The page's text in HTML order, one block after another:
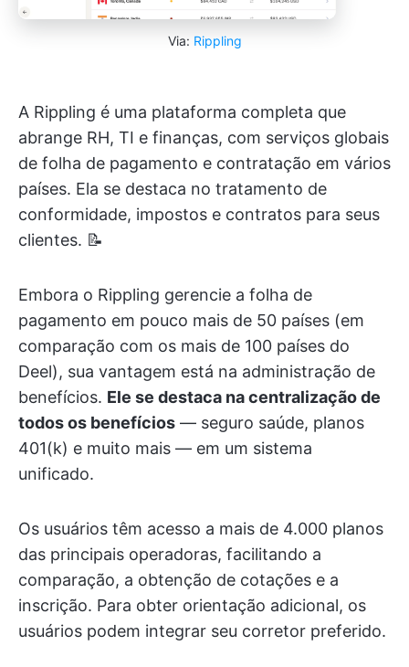
Via: Rippling
A Rippling é uma plataforma completa que
abrange RH, TI e finanças, com serviços globais
de folha de pagamento e contratação em vários
países. Ela se destaca no tratamento de
conformidade, impostos e contratos para seus
clientes. 📝
Embora o Rippling gerencie a folha de
pagamento em pouco mais de 50 países (em
comparação com os mais de 100 países do
Deel), sua vantagem está na administração de
benefícios. Ele se destaca na centralização de
todos os benefícios — seguro saúde, planos
401(k) e muito mais — em um sistema
unificado.
Os usuários têm acesso a mais de 4.000 planos
das principais operadoras, facilitando a
comparação, a obtenção de cotações e a
inscrição. Para obter orientação adicional, os
usuários podem integrar seu corretor preferido.